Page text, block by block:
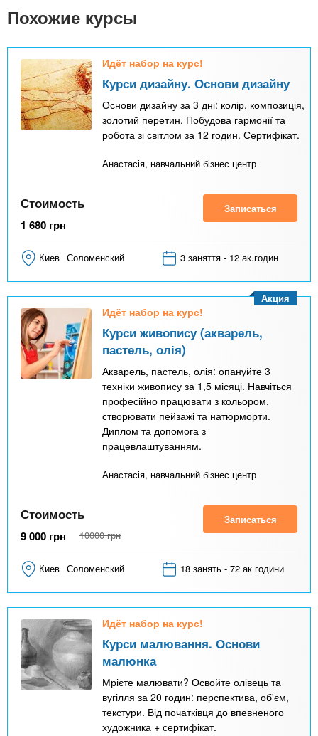
Похожие курсы
Идёт набор на курс!
Курси дизайну. Основи дизайну
Основи дизайну за 3 дні: колір, композиція,
золотий перетин. Побудова гармонії та
робота зі світлом за 12 годин. Сертифікат.
Анастасія, навчальний бізнес центр
Стоимость
1 680 грн
Записаться
Киев Соломенский 3 заняття - 12 ак.годин
Идёт набор на курс!
Курси живопису (акварель,
пастель, олія)
Акварель, пастель, олія: опануйте 3
техніки живопису за 1,5 місяці. Навчіться
професійно працювати з кольором,
створювати пейзажі та натюрморти.
Диплом та допомога з
працевлаштуванням.
Анастасія, навчальний бізнес центр
Акция
Стоимость
9 000 грн 10000 грн
Записаться
Киев Соломенский 18 занять - 72 ак години
Идёт набор на курс!
Курси малювання. Основи
малюнка
Мрієте малювати? Освойте олівець та
вугілля за 20 годин: перспектива, об'єм,
текстури. Від початківця до впевненого
художника + сертифікат.